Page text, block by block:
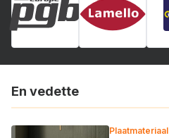
En vedette
Plaatmateriaal